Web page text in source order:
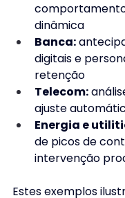
dinâmica
Banca:
digitais e
retenção
Telecom:
ajuste
Energia e
de picos de
intervenção
Estes exemplos